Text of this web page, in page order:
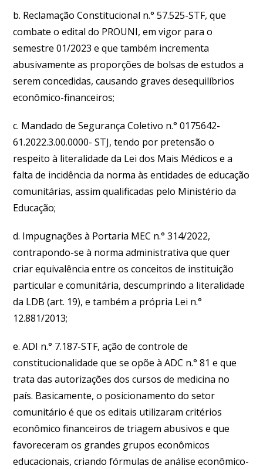
b. Reclamação Constitucional n.° 57.525-STF, que
combate o edital do PROUNI, em vigor para o
semestre 01/2023 e que também incrementa
abusivamente as proporções de bolsas de estudos a
serem concedidas, causando graves desequilíbrios
econômico-financeiros;
c. Mandado de Segurança Coletivo n.° 0175642-
61.2022.3.00.0000- STJ, tendo por pretensão o
respeito à literalidade da Lei dos Mais Médicos e a
falta de incidência da norma às entidades de educação
comunitárias, assim qualificadas pelo Ministério da
Educação;
d. Impugnações à Portaria MEC n.° 314/2022,
contrapondo-se à norma administrativa que quer
criar equivalência entre os conceitos de instituição
particular e comunitária, descumprindo a literalidade
da LDB (art. 19), e também a própria Lei n.°
12.881/2013;
e. ADI n.° 7.187-STF, ação de controle de
constitucionalidade que se opõe à ADC n.° 81 e que
trata das autorizações dos cursos de medicina no
país. Basicamente, o posicionamento do setor
comunitário é que os editais utilizaram critérios
econômico financeiros de triagem abusivos e que
favoreceram os grandes grupos econômicos
educacionais, criando fórmulas de análise econômico-